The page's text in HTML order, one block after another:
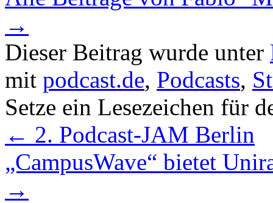
→
Dieser Beitrag wurde unter
mit podcast.de, Podcasts,
Setze ein Lesezeichen für
← 2. Podcast-JAM Berlin
„CampusWave“ bietet
→